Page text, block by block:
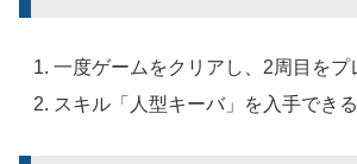
一度ゲームをクリアし、2周目をプ
スキル「人型キーバ」を入手できる